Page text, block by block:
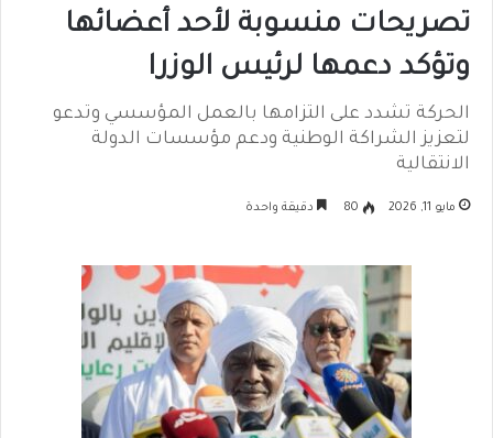
تصريحات منسوبة لأحد أعضائها
وتؤكد دعمها لرئيس الوزرا
الحركة تشدد على التزامها بالعمل المؤسسي وتدعو
لتعزيز الشراكة الوطنية ودعم مؤسسات الدولة
الانتقالية
مايو 11, 2026 80 دقيقة واحدة